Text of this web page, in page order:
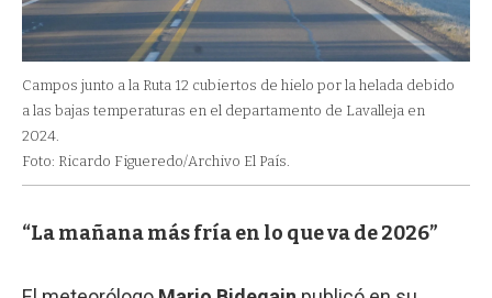
Campos junto a la Ruta 12 cubiertos de hielo por la helada debido
a las bajas temperaturas en el departamento de Lavalleja en
2024.
Foto: Ricardo Figueredo/Archivo El País.
“La mañana más fría en lo que va de 2026”